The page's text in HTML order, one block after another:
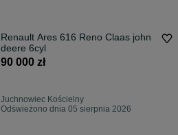
Renault Ares 616 Reno Claas john
deere 6cyl
90 000 zł
Juchnowiec Kościelny
Odświeżono dnia 05 sierpnia 2026